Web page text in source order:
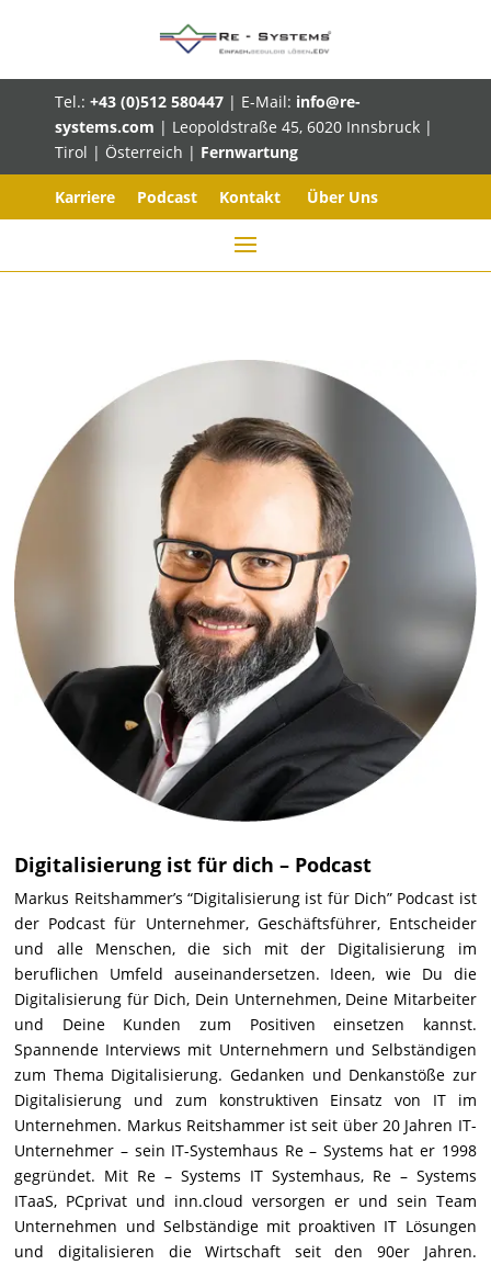
Tel.: +43 (0)512 580447 | E-Mail: info@re-
systems.com | Leopoldstraße 45, 6020 Innsbruck |
Tirol | Österreich | Fernwartung
Karriere Podcast Kontakt Über Uns
Digitalisierung ist für dich – Podcast
Markus Reitshammer’s “Digitalisierung ist für Dich” Podcast ist
der Podcast für Unternehmer, Geschäftsführer, Entscheider
und alle Menschen, die sich mit der Digitalisierung im
beruflichen Umfeld auseinandersetzen. Ideen, wie Du die
Digitalisierung für Dich, Dein Unternehmen, Deine Mitarbeiter
und Deine Kunden zum Positiven einsetzen kannst.
Spannende Interviews mit Unternehmern und Selbständigen
zum Thema Digitalisierung. Gedanken und Denkanstöße zur
Digitalisierung und zum konstruktiven Einsatz von IT im
Unternehmen. Markus Reitshammer ist seit über 20 Jahren IT-
Unternehmer – sein IT-Systemhaus Re – Systems hat er 1998
gegründet. Mit Re – Systems IT Systemhaus, Re – Systems
ITaaS, PCprivat und inn.cloud versorgen er und sein Team
Unternehmen und Selbständige mit proaktiven IT Lösungen
und digitalisieren die Wirtschaft seit den 90er Jahren.